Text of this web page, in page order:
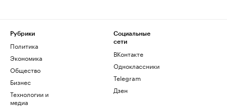
Рубрики
Политика
Экономика
Общество
Бизнес
Технологии и
медиа
Социальные
сети
ВКонтакте
Одноклассники
Telegram
Дзен